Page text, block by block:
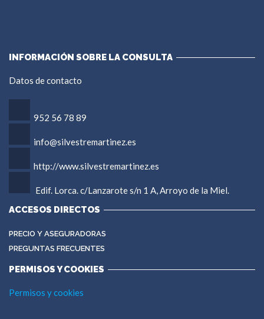
INFORMACIÓN SOBRE LA CONSULTA
Datos de contacto
952 56 78 89
info@silvestremartinez.es
http://www.silvestremartinez.es
Edif. Lorca. c/Lanzarote s/n 1 A, Arroyo de la Miel.
ACCESOS DIRECTOS
PRECIO Y ASEGURADORAS
PREGUNTAS FRECUENTES
PERMISOS Y COOKIES
Permisos y cookies